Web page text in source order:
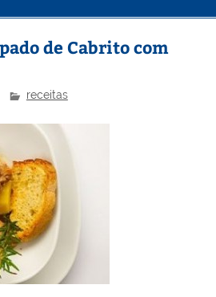
de Cabrito com
receitas